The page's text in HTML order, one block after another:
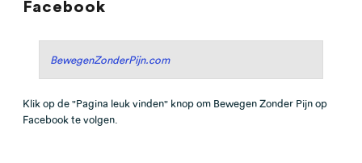
Facebook
BewegenZonderPijn.com
Klik op de "Pagina leuk vinden" knop om Bewegen Zonder Pijn op
Facebook te volgen.